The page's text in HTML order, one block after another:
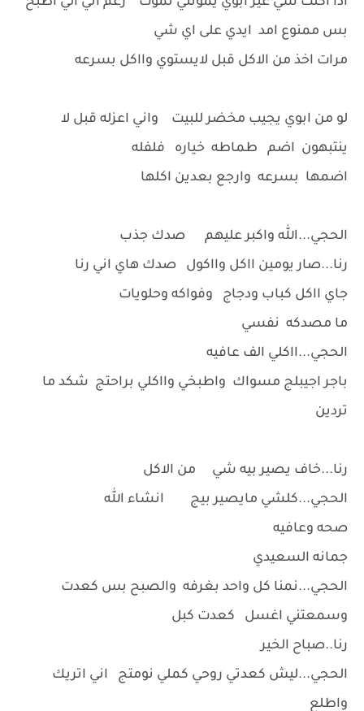
بس ممنوع امد ايدي على اي شي
مرات اخذ من الاكل قبل لايستوي وااكل بسرعه
لو من ابوي يجيب مخضر للبيت واني اعزله قبل لا
ينتبهون اضم طماطه خياره فلفله
اضمها بسرعه وارجع بعدين اكلها
الحجي...الله واكبر عليهم صدك جذب
رنا...صار يومين ااكل وااكول صدك هاي اني رنا
جاي ااكل كباب ودجاج وفواكه وحلويات
ما مصدكه نفسي
الحجي...ااكلي الف عافيه
باجر اجيبلج مسواك واطبخي وااكلي براحتج شكد ما
تردين
رنا...خاف يصير بيه شي من الاكل
الحجي...كلشي مايصير بيج انشاء الله
صحه وعافيه
جمانه السعيدي
الحجي...نمنا كل واحد بغرفه والصبح بس كعدت
وسمعتني اغسل كعدت كبل
رنا..صباح الخير
الحجي...ليش كعدتي روحي كملي نومتج اني اتريك
واطلع